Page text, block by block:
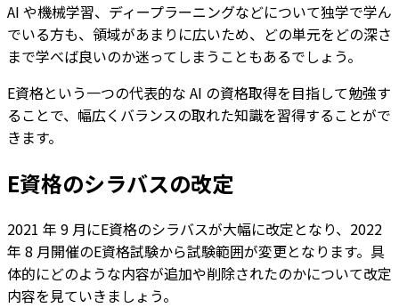
AI や機械学習、ディープラーニングなどについて独学で学ん
でいる方も、領域があまりに広いため、どの単元をどの深さ
まで学べば良いのか迷ってしまうこともあるでしょう。
E資格という一つの代表的な AI の資格取得を目指して勉強す
ることで、幅広くバランスの取れた知識を習得することがで
きます。
E資格のシラバスの改定
2021 年 9 月にE資格のシラバスが大幅に改定となり、2022
年 8 月開催のE資格試験から試験範囲が変更となります。具
体的にどのような内容が追加や削除されたのかについて改定
内容を見ていきましょう。